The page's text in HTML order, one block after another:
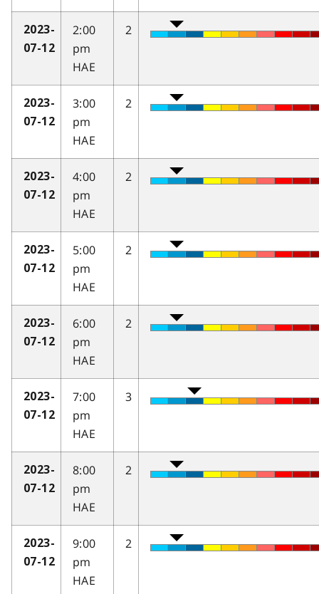
2023-
07-12
2:00
pm
HAE
2
2023-
07-12
3:00
pm
HAE
2
2023-
07-12
4:00
pm
HAE
2
2023-
07-12
5:00
pm
HAE
2
2023-
07-12
6:00
pm
HAE
2
2023-
07-12
7:00
pm
HAE
3
2023-
07-12
8:00
pm
HAE
2
2023-
07-12
9:00
pm
HAE
2